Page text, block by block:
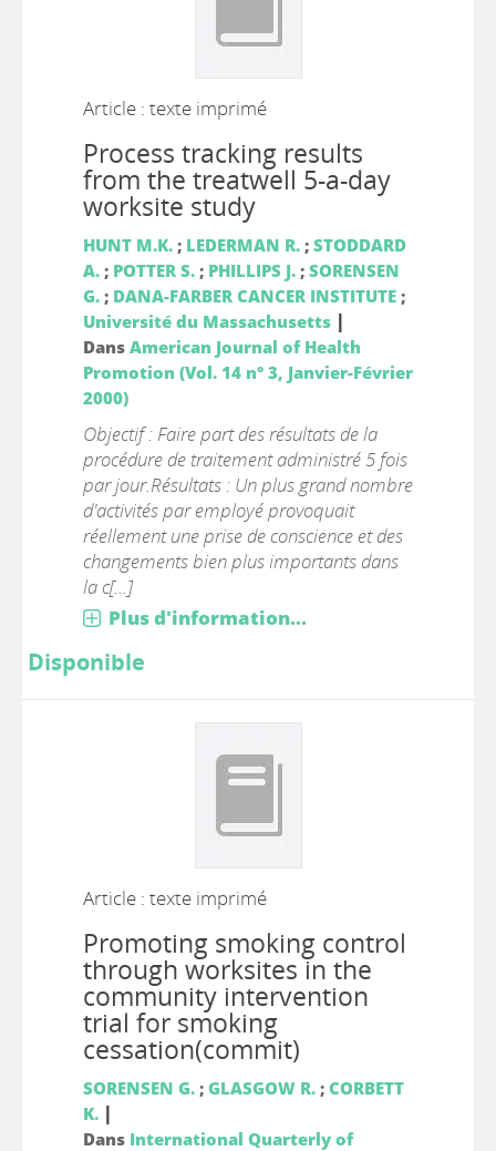
Article : texte imprimé
Process tracking results
from the treatwell 5-a-day
worksite study
HUNT M.K.; LEDERMAN R.; STODDARD
A.; POTTER S.; PHILLIPS J.; SORENSEN
G.; DANA-FARBER CANCER INSTITUTE;
Université du Massachusetts |
Dans American Journal of Health
Promotion (Vol. 14 n° 3, Janvier-Février
2000)
Objectif : Faire part des résultats de la
procédure de traitement administré 5 fois
par jour.Résultats : Un plus grand nombre
d'activités par employé provoquait
réellement une prise de conscience et des
changements bien plus importants dans
la c[...]
Plus d'information...
Disponible
Article : texte imprimé
Promoting smoking control
through worksites in the
community intervention
trial for smoking
cessation(commit)
SORENSEN G.; GLASGOW R.; CORBETT
K. |
Dans International Quarterly of